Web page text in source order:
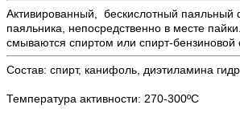
Активированный, бескислотный паяльный
паяльника, непосредственно в месте
смываются спиртом или спирт-бензиновой
Состав: спирт, канифоль, диэтиламина
Температура активности: 270-300ºС